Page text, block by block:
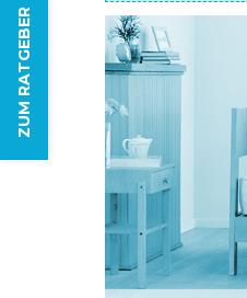
ZUM RATGEBER